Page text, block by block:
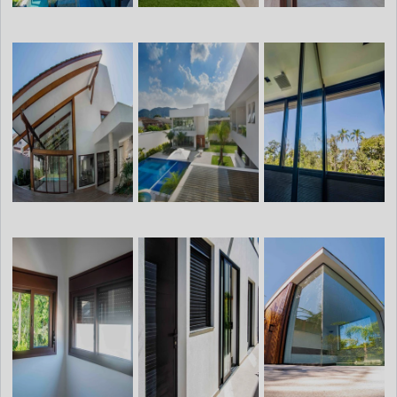
esquadrias para projetos de alto padrão;
treinados; A assistência ao cliente desde a
compra dos materiais, até a pós-venda;
Comprometimento com a entrega de
qualidade e dentro do prazo combinado.As
práticas das empresas de esquadrias de
alumínio SPA empresas de esquadrias
desenvolvem acessórios sob medida, de
acordo com as especificações do cliente e
necessidades de cada projeto. Assim, é
em dimensões personalizadas e únicas.Elas
trabalham dentro das normas técnicas
específicas de fabricação de acessórios em
alumínio (NBR 10821), oferecendo qualidade
e garantia em toda a linha de esquadrias.
Dessa forma, o cliente tem a certeza de um
bom investimento, tendo em mãos
materiais de excelência e com ótimo custo-